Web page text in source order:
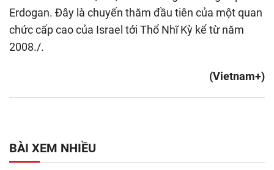
Erdogan. Đây là chuyến thăm đầu tiên của một quan
chức cấp cao của Israel tới Thổ Nhĩ Kỳ kể từ năm
2008./.
(Vietnam+)
BÀI XEM NHIỀU